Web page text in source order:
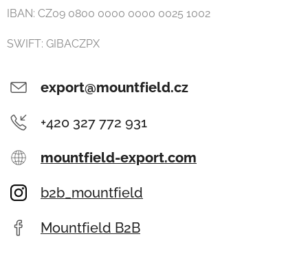
IBAN: CZ09 0800 0000 0000 0025 1002
SWIFT: GIBACZPX
export@mountfield.cz
+420 327 772 931
mountfield-export.com
b2b_mountfield
Mountfield B2B